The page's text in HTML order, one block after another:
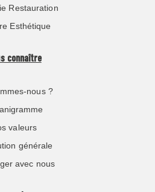
Restauration
Esthétique
connaître
nous ?
valeurs
générale
avec nous